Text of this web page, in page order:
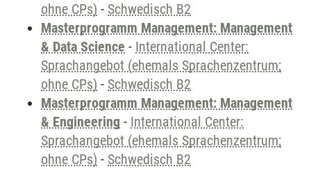
ohne CPs) - Schwedisch B2
Masterprogramm Management: Management
& Data Science - International Center:
Sprachangebot (ehemals Sprachenzentrum;
ohne CPs) - Schwedisch B2
Masterprogramm Management: Management
& Engineering - International Center:
Sprachangebot (ehemals Sprachenzentrum;
ohne CPs) - Schwedisch B2